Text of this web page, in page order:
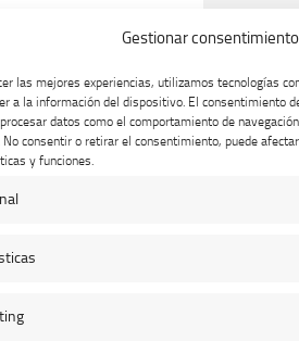
Gestionar consentimiento
las mejores experiencias, utilizamos tecnologías
a la información del dispositivo. El consentimiento
datos como el comportamiento de
consentir o retirar el consentimiento, puede
y funciones.